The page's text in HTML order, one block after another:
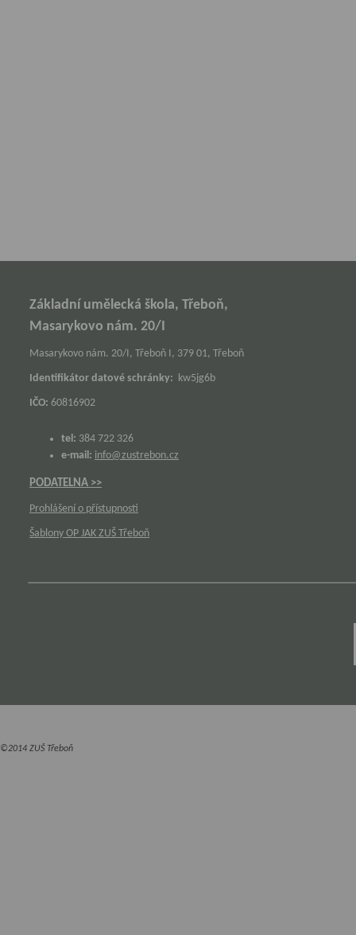
Základní umělecká škola, Třeboň,
Masarykovo nám. 20/I
Masarykovo nám. 20/I, Třeboň I, 379 01, Třeboň
Identifikátor datové schránky: kw5jg6b
IČO: 60816902
tel: 384 722 326
e-mail: info@zustrebon.cz
PODATELNA >>
Prohlášení o přístupnosti
Šablony OP JAK ZUŠ Třeboň
©2014 ZUŠ Třeboň